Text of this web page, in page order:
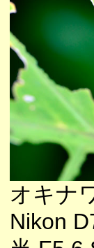
オキナ
Nikon